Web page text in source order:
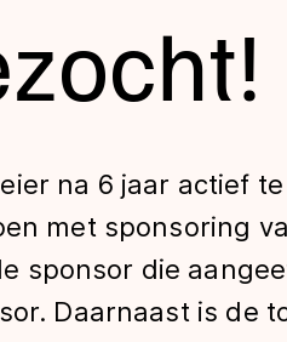
na 6 jaar actief
met sponsoring
sponsor die
Daarnaast is de